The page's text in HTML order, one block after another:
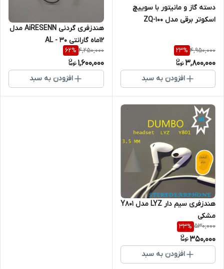
دسته گاز و مانیتور با سوییچ
اسکوتر برقی مدل ZQ-100
4,950,000
23%
3,800,000
افزودن به سبد
هندزفری گردنی AiRESENN مدل
12ماه گارانتی AL - 30
4,250,000
62%
1,600,000
افزودن به سبد
هندزفری سیم دار LYZ مدل Y801
مشکی
530,000
33%
350,000
افزودن به سبد